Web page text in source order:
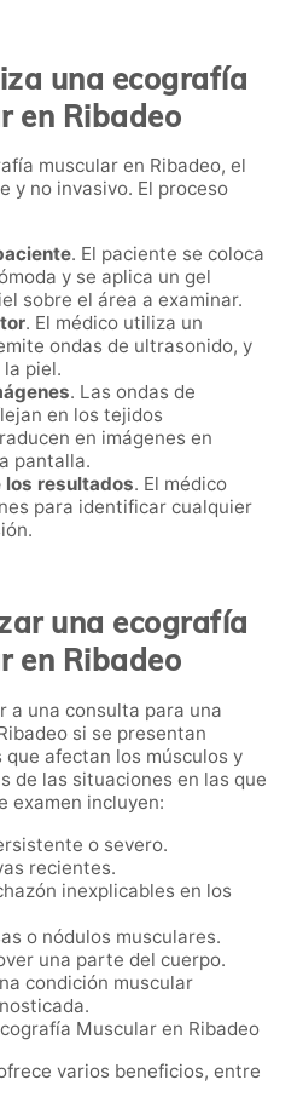
una ecografía
en Ribadeo
muscular en Ribadeo, el
y no invasivo. El proceso
. El paciente se coloca
y se aplica un gel
sobre el área a examinar.
. El médico utiliza un
ondas de ultrasonido, y
piel.
. Las ondas de
en los tejidos
en imágenes en
pantalla.
los resultados. El médico
para identificar cualquier
una ecografía
en Ribadeo
a una consulta para una
si se presentan
afectan los músculos y
de las situaciones en las que
examen incluyen:
o severo.
recientes.
inexplicables en los
o nódulos musculares.
una parte del cuerpo.
condición muscular
Muscular en Ribadeo
varios beneficios, entre